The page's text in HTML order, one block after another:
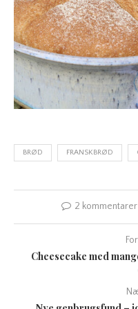
BRØD FRANSKBRØD
2 kommentarer
Cheesecake med